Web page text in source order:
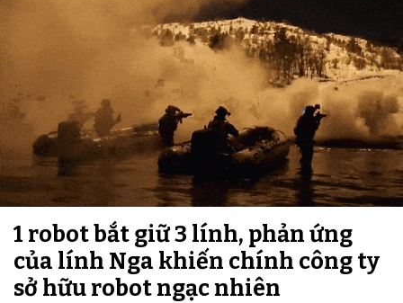
1 robot bắt giữ 3 lính, phản ứng
của lính Nga khiến chính công ty
sở hữu robot ngạc nhiên